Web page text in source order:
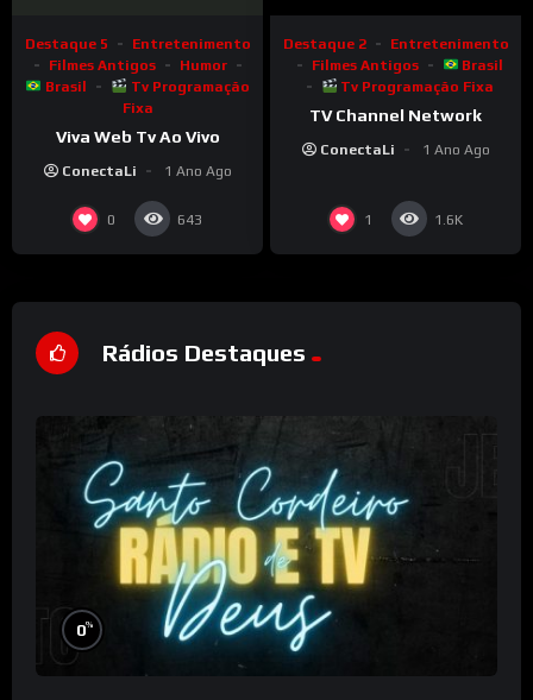
Destaque 5
Entretenimento
Filmes Antigos
Humor
Brasil
Tv Programação
Fixa
Viva Web Tv Ao Vivo
ConectaLi 1 Ano Ago
0 643
Destaque 2
Entretenimento
Filmes Antigos
Brasil
Tv Programação Fixa
TV Channel Network
ConectaLi 1 Ano Ago
1 1.6K
Rádios Destaques
0%